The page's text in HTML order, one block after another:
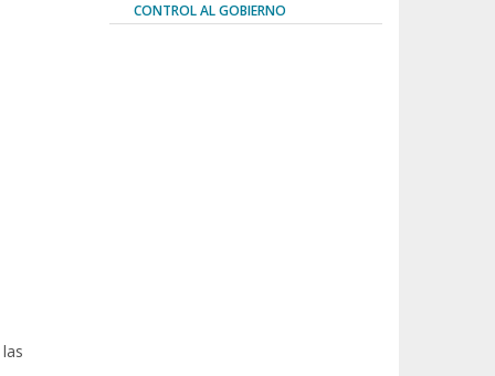
CONTROL AL GOBIERNO